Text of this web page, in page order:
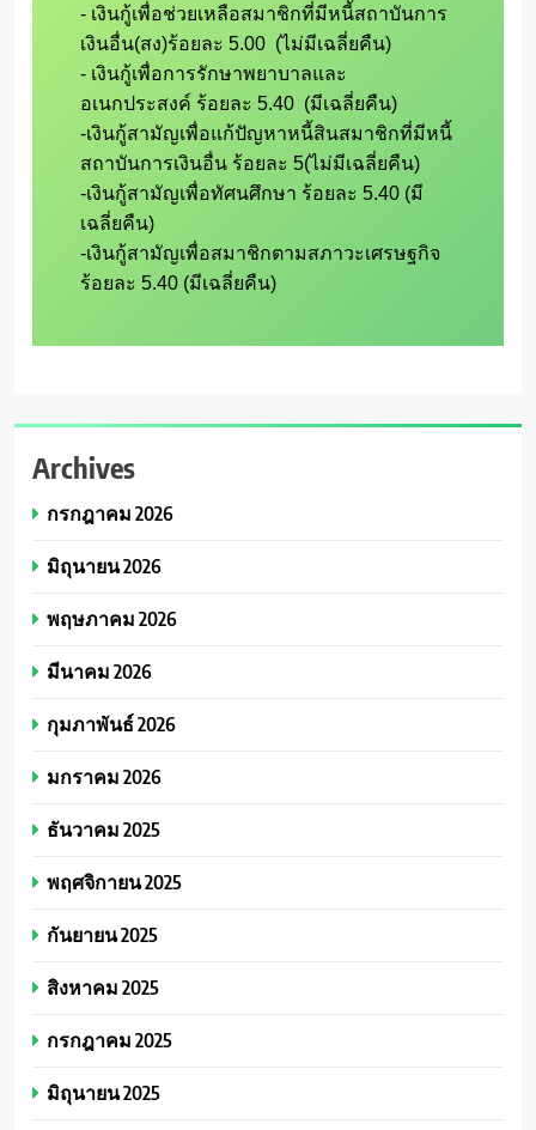
- เงินกู้เพื่อช่วยเหลือสมาชิกที่มีหนี้สถาบันการ
เงินอื่น(สง)ร้อยละ 5.00  (ไม่มีเฉลี่ยคืน)
- เงินกู้เพื่อการรักษาพยาบาลและ
อเนกประสงค์ ร้อยละ 5.40  (มีเฉลี่ยคืน)
-เงินกู้สามัญเพื่อแก้ปัญหาหนี้สินสมาชิกที่มีหนี้
สถาบันการเงินอื่น ร้อยละ 5(ไม่มีเฉลี่ยคืน)
-เงินกู้สามัญเพื่อทัศนศึกษา ร้อยละ 5.40 (มี
เฉลี่ยคืน)
-เงินกู้สามัญเพื่อสมาชิกตามสภาวะเศรษฐกิจ
Archives
กรกฎาคม 2026
มิถุนายน 2026
พฤษภาคม 2026
มีนาคม 2026
กุมภาพันธ์ 2026
มกราคม 2026
ธันวาคม 2025
พฤศจิกายน 2025
กันยายน 2025
สิงหาคม 2025
กรกฎาคม 2025
มิถุนายน 2025